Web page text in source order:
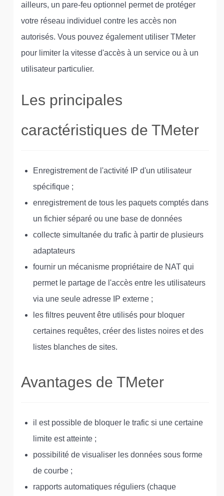
ailleurs, un pare-feu optionnel permet de protéger
votre réseau individuel contre les accès non
autorisés. Vous pouvez également utiliser TMeter
pour limiter la vitesse d'accès à un service ou à un
utilisateur particulier.
Les principales
caractéristiques de TMeter
Enregistrement de l'activité IP d'un utilisateur
spécifique ;
enregistrement de tous les paquets comptés dans
un fichier séparé ou une base de données
collecte simultanée du trafic à partir de plusieurs
adaptateurs
fournir un mécanisme propriétaire de NAT qui
permet le partage de l'accès entre les utilisateurs
via une seule adresse IP externe ;
les filtres peuvent être utilisés pour bloquer
certaines requêtes, créer des listes noires et des
listes blanches de sites.
Avantages de TMeter
il est possible de bloquer le trafic si une certaine
limite est atteinte ;
possibilité de visualiser les données sous forme
de courbe ;
rapports automatiques réguliers (chaque